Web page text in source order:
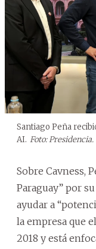
Santiago Peña
AI. Foto: Presidencia.
Sobre Cavness,
Paraguay” por
ayudar a
la empresa que
2018 y está